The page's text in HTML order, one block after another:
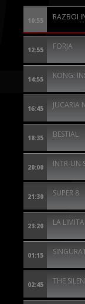
10:55 RAZBOI
12:55 FORJA
14:55 KONG:
16:45 JUCARIA
18:35 BESTIAL
20:00 INTR-UN
21:30 SUPER 8
23:20 LA
01:15
02:45 THE